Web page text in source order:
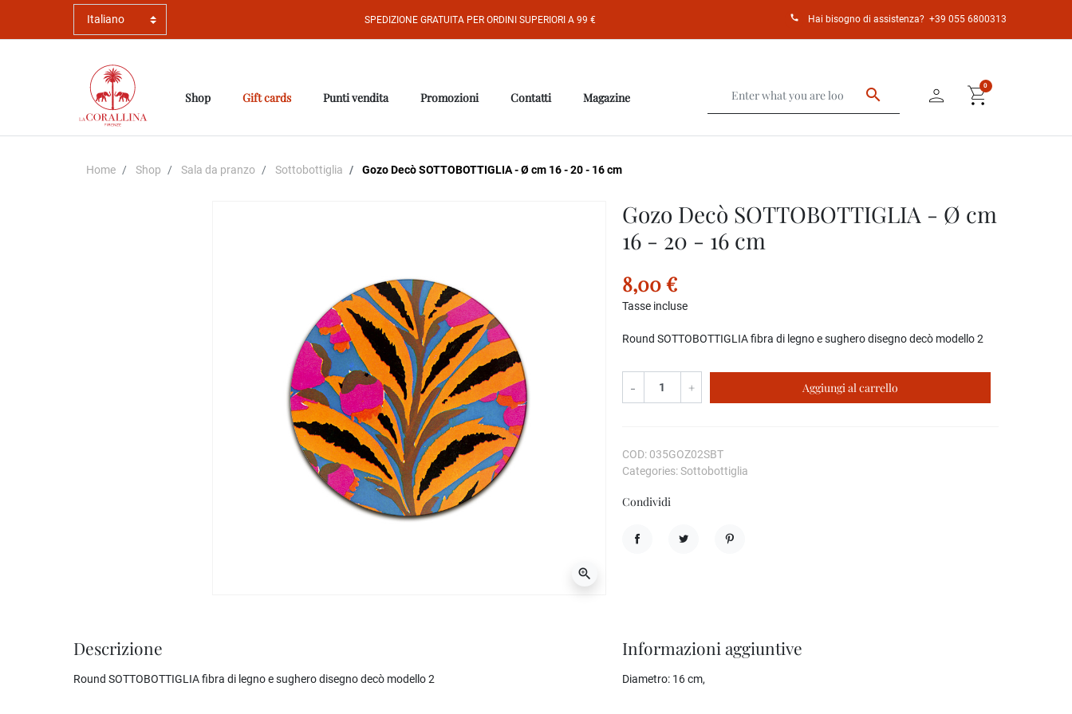
SPEDIZIONE GRATUITA PER ORDINI SUPERIORI A 99 € call Hai bisogno di assistenza? +39 055 6800313
Shop Gift cards Punti vendita Promozioni Contatti Magazine search person shopping_cart
0
Home Shop Sala da pranzo Sottobottiglia Gozo Decò SOTTOBOTTIGLIA - Ø cm 16 - 20 - 16 cm
zoom_in
Gozo Decò SOTTOBOTTIGLIA - Ø cm
16 - 20 - 16 cm
8,00 €
Tasse incluse
Round SOTTOBOTTIGLIA fibra di legno e sughero disegno decò modello 2
- + Aggiungi al carrello
COD: 035GOZ02SBT
Categories: Sottobottiglia
Condividi
Descrizione
Round SOTTOBOTTIGLIA fibra di legno e sughero disegno decò modello 2
Informazioni aggiuntive
Diametro: 16 cm,